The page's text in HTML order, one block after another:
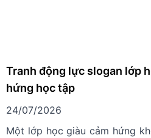
Tranh động lực slogan lớp
hứng học tập
24/07/2026
Một lớp học giàu cảm hứng